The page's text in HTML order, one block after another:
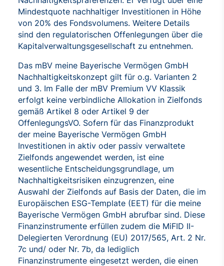
Mindestquote nachhaltiger Investitionen in Höhe
von 20% des Fondsvolumens. Weitere Details
sind den regulatorischen Offenlegungen über die
Kapitalverwaltungsgesellschaft zu entnehmen.
Das mBV meine Bayerische Vermögen GmbH
Nachhaltigkeitskonzept gilt für o.g. Varianten 2
und 3. Im Falle der mBV Premium VV Klassik
erfolgt keine verbindliche Allokation in Zielfonds
gemäß Artikel 8 oder Artikel 9 der
OffenlegungsVO. Sofern für das Finanzprodukt
der meine Bayerische Vermögen GmbH
Investitionen in aktiv oder passiv verwaltete
Zielfonds angewendet werden, ist eine
wesentliche Entscheidungsgrundlage, um
Nachhaltigkeitsrisiken einzugrenzen, eine
Auswahl der Zielfonds auf Basis der Daten, die im
Europäischen ESG-Template (EET) für die meine
Bayerische Vermögen GmbH abrufbar sind. Diese
Finanzinstrumente erfüllen zudem die MiFID II-
Delegierten Verordnung (EU) 2017/565, Art. 2 Nr.
7c und/ oder Nr. 7b, da lediglich
Finanzinstrumente eingesetzt werden, die einen